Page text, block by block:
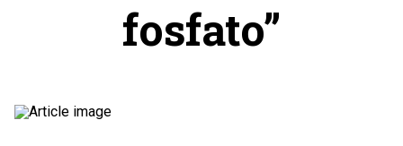
fosfato”